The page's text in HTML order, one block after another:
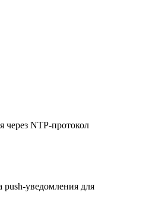
через NTP-протокол
уведомления для